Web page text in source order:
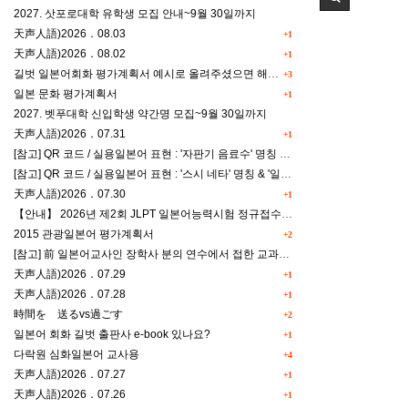
2027. 삿포로대학 유학생 모집 안내~9월 30일까지
+1
天声人語)2026．08.03
+1
天声人語)2026．08.02
+3
길벗 일본어회화 평가계획서 예시로 올려주셨으면 해요^^
+1
일본 문화 평가계획서
2027. 벳푸대학 신입학생 약간명 모집~9월 30일까지
+1
天声人語)2026．07.31
[참고] QR 코드 / 실용일본어 표현 : '자판기 음료수' 명칭 & '드럭스토어 약품명' 알아맞히기
[참고] QR 코드 / 실용일본어 표현 : '스시 네타' 명칭 & '일본편의점 상품명' 학습 게임
+1
天声人語)2026．07.30
【안내】 2026년 제2회 JLPT 일본어능력시험 정규접수 일정
+2
2015 관광일본어 평가계획서
[참고] 前 일본어교사인 장학사 분의 연수에서 접한 교과세특작성(매력있는 세특) Tip
+1
天声人語)2026．07.29
+1
天声人語)2026．07.28
+2
時間を 送るvs過ごす
+1
일본어 회화 길벗 출판사 e-book 있나요?
+4
다락원 심화일본어 교사용
+1
天声人語)2026．07.27
+1
天声人語)2026．07.26